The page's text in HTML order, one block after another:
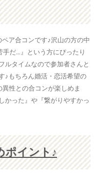
ア合コンです♪沢山の方の中
だ…』という方にぴったり
ルタイムなので参加者さんと
♪もちろん婚活・恋活希望の
性との合コンが楽しめま
かった』や『繋がりやすかっ
ポイント♪